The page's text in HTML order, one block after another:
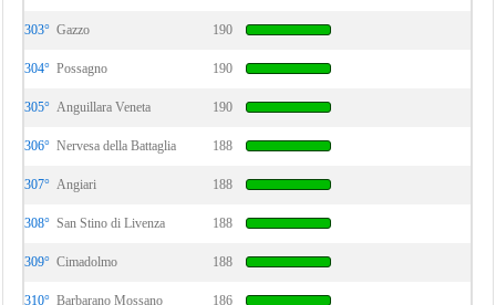
303° Gazzo 190
304° Possagno 190
305° Anguillara Veneta 190
306° Nervesa della Battaglia 188
307° Angiari 188
308° San Stino di Livenza 188
309° Cimadolmo 188
310° Barbarano Mossano 186